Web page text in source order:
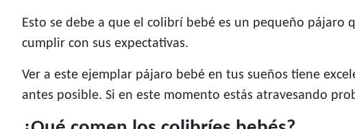
Esto se debe a que el colibrí bebé es un pequeño
cumplir con sus expectativas.
Ver a este ejemplar pájaro bebé en tus sueños tiene
antes posible. Si en este momento estás atravesando